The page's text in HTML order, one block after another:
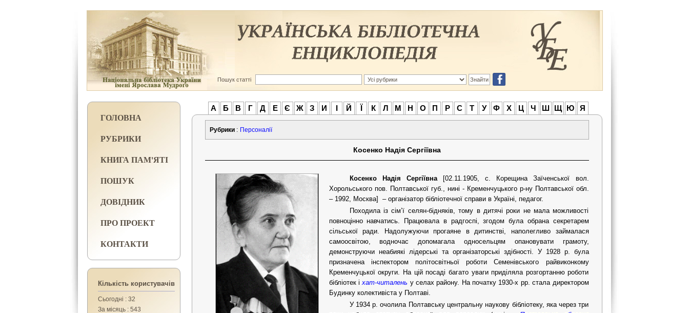
Пошук статті
ГОЛОВНА
РУБРИКИ
КНИГА ПАМ'ЯТІ
ПОШУК
ДОВІДНИК
ПРО ПРОЕКТ
КОНТАКТИ
Кількість користувачів
Сьогодні : 32
За місяць : 543
А Б В Г Д Е Є Ж З И І Й Ї К Л М Н О П Р С Т У Ф Х Ц Ч Ш Щ Ю Я
Рубрики: Персоналії
Косенко Надія Сергіївна
Косенко Надія Сергіївна
[02.11.1905, с. Корещина Заїченської вол.
Хорольського пов. Полтавської губ., нині - Кременчуцького р-ну Полтавської обл.
– 1992, Москва] – організатор бібліотечної справи в Україні, педагог.
Походила із сім’ї селян-бідняків, тому в дитячі роки не мала можливості
повноцінно навчатись. Працювала в радгоспі, згодом була обрана секретарем
сільської ради. Надолужуючи прогаяне в дитинстві, наполегливо займалася
самоосвітою, водночас допомагала односельцям опановувати грамоту,
демонструючи неабиякі лідерські та організаторські здібності. У 1928 р. була
призначена інспектором політосвітньої роботи Семенівського райвиконкому
Кременчуцької округи. На цій посаді багато уваги приділяла розгортанню роботи
бібліотек іхат-читалень у селах району. На початку 1930-х рр. стала директором
Будинку колективіста у Полтаві.
У 1934 р. очолила Полтавську центральну наукову бібліотеку, яка через три